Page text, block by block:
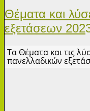
Θέματα και
εξετάσεων 202
Τα Θέματα και τις
πανελλαδικών